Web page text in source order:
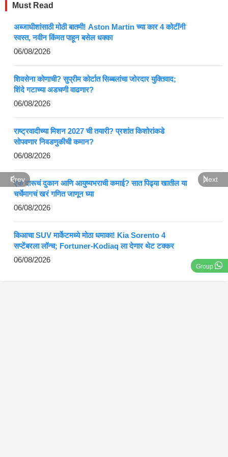
Group
Prev Next
Must Read
अब्जाधीशांसाठी मोठी बातमी! Aston Martin च्या कार 4 कोटींनी
स्वस्त, नवीन किंमत पाहून बसेल धक्का
06/08/2026
शिवसेना कोणाची? सुप्रीम कोर्टात सिब्बलांचा जोरदार युक्तिवाद;
शिंदे गटाच्या अडचणी वाढणार?
06/08/2026
राष्ट्रवादीच्या मिशन 2027 ची तयारी? प्रशांत किशोरांकडे
सोपवणार निवडणुकीची कमान?
06/08/2026
एक दारूचं दुकान आणि आयुष्यभराची कमाई? सात पिढ्या खातील या
चर्चेमागचं खरं गणित जाणून घ्या
06/08/2026
किआचा SUV मार्केटमध्ये मोठा धमाका! Kia Sorento 4
सप्टेंबरला लॉन्च; Fortuner-Kodiaq ला देणार थेट टक्कर
06/08/2026